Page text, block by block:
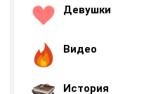
Девушки
Видео
История